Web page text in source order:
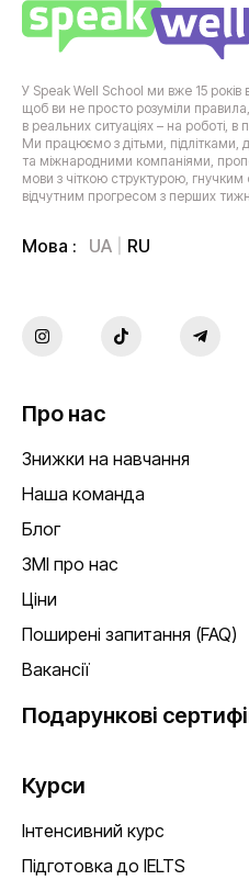
У Speak Well School ми вже 15 років
щоб ви не просто розуміли
в реальних ситуаціях – на роботі,
Ми працюємо з дітьми,
та міжнародними компаніями,
мови з чіткою структурою,
відчутним прогресом з перших
Мова : UA RU
Про нас
Знижки на навчання
Наша команда
Блог
ЗМІ про нас
Ціни
Поширені запитання (FAQ)
Вакансії
Подарункові
Курси
Інтенсивний курс
Підготовка до IELTS